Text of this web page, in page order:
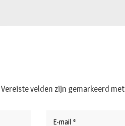
Vereiste velden zijn gemarkeerd met